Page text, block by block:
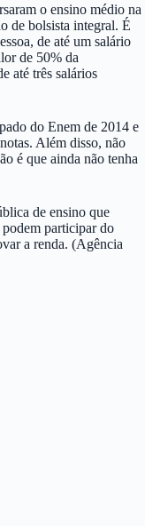
o ensino médio na
de bolsista integral. É
de até um salário
de 50% da
até três salários
do Enem de 2014 e
Além disso, não
é que ainda não tenha
de ensino que
participar do
a renda. (Agência